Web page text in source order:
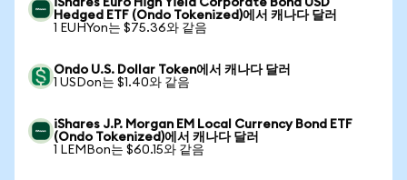
iShares Euro High Yield Corporate Bond USD
Hedged ETF (Ondo Tokenized)에서 캐나다 달러
1 EUHYon는 $75.36와 같음
Ondo U.S. Dollar Token에서 캐나다 달러
1 USDon는 $1.40와 같음
iShares J.P. Morgan EM Local Currency Bond ETF
(Ondo Tokenized)에서 캐나다 달러
1 LEMBon는 $60.15와 같음